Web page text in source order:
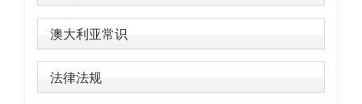
澳大利亚常识
法律法规